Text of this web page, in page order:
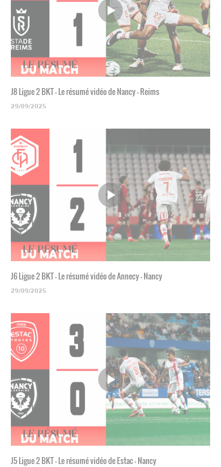
J8 Ligue 2 BKT - Le résumé vidéo de Nancy - Reims
29/09/2025
J6 Ligue 2 BKT - Le résumé vidéo de Annecy - Nancy
29/09/2025
J5 Ligue 2 BKT - Le résumé vidéo de Estac - Nancy